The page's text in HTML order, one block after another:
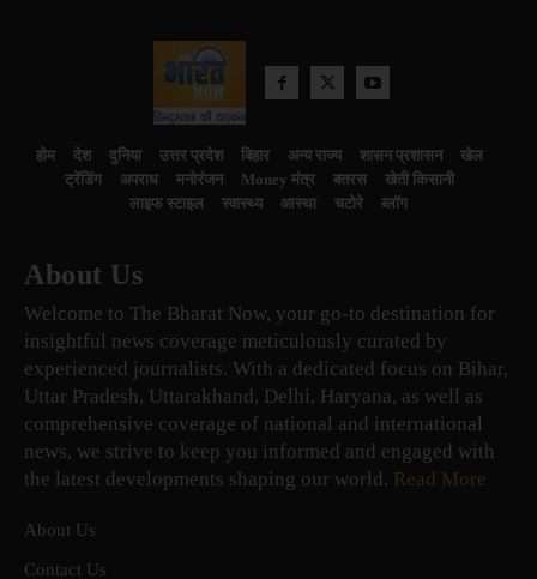
होम देश दुनिया उत्तर प्रदेश बिहार अन्य राज्य शासन प्रशासन
खेल
ट्रेंडिंग
अपराध मनोरंजन Money मंत्र बतरस
खेती किसानी
लाइफ स्टाइल
स्वास्थ्य आस्था चटोरे ब्लॉग
About Us
Welcome to The Bharat Now, your go-to destination for
insightful news coverage meticulously curated by
experienced journalists. With a dedicated focus on Bihar,
Uttar Pradesh, Uttarakhand, Delhi, Haryana, as well as
comprehensive coverage of national and international
news, we strive to keep you informed and engaged with
the latest developments shaping our world. Read More
About Us
Contact Us